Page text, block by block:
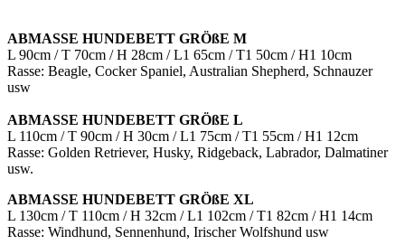
ABMASSE HUNDEBETT GRÖßE M
L 90cm / T 70cm / H 28cm / L1 65cm / T1 50cm / H1 10cm
Rasse: Beagle, Cocker Spaniel, Australian Shepherd, Schnauzer
usw
ABMASSE HUNDEBETT GRÖßE L
L 110cm / T 90cm / H 30cm / L1 75cm / T1 55cm / H1 12cm
Rasse: Golden Retriever, Husky, Ridgeback, Labrador, Dalmatiner
usw.
ABMASSE HUNDEBETT GRÖßE XL
L 130cm / T 110cm / H 32cm / L1 102cm / T1 82cm / H1 14cm
Rasse: Windhund, Sennenhund, Irischer Wolfshund usw